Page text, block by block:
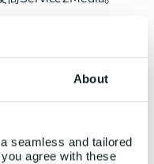
About
seamless and tailored
agree with these
，向企业提供用户
Micro的付款机构